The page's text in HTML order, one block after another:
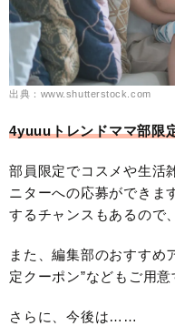
出典：www.shutterstock.com
4yuuuトレンドママ部限
部員限定でコスメや生活
ニターへの応募ができま
するチャンスもあるので
また、編集部のおすすめ
定クーポン”などもご用意
さらに、今後は……